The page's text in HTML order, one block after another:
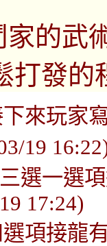
家的武
打發的
來玩家
19
選一選
17:24)
項接龍